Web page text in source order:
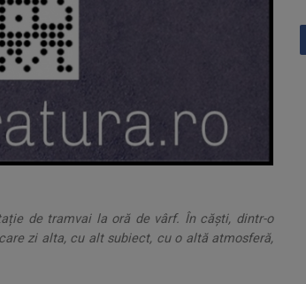
de tramvai la oră de vârf. În căști, dintr-o
zi alta, cu alt subiect, cu o altă atmosferă,